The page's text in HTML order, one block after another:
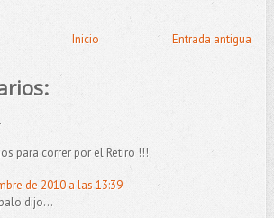
Entrada antigua
Inicio
para correr por el Retiro !!!
de 2010 a las 13:39
dijo...